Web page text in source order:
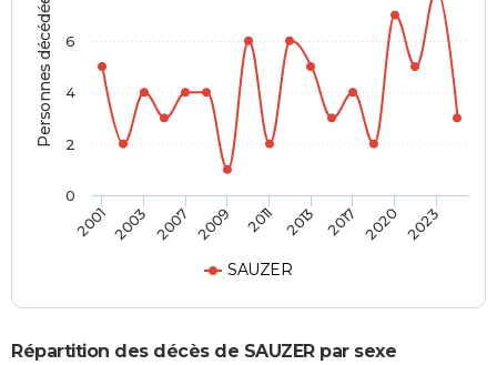
Personnes décédées
SAUZER
2001 2003 2007 2009 2011 2013 2017 2020 2023
0
2
4
6
Répartition des décès de SAUZER par sexe